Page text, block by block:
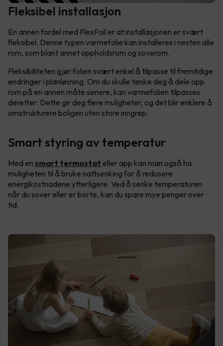
Fleksibel installasjon
En annen fordel med FlexFoil er at installasjonen er svært
fleksibel. Denne typen varmefolie kan installeres i nesten alle
rom, som blant annet oppholdsrom og soverom.
Fleksibiliteten gjør folien svært enkel å tilpasse til fremtidige
endringer i planløsning. Om du skulle tenke deg å dele opp
rom på en annen måte senere, kan varmefolien tilpasses
deretter. Dette gir deg flere muligheter, og det blir enklere å
omstrukturere boligen uten store inngrep.
Smart styring av temperatur
Med en smart termostat eller app kan man også ha
muligheten til å bruke nattsenking for å redusere
energikostnadene ytterligere. Ved å senke temperaturen
når du sover eller er borte, kan du spare mye penger over
tid.